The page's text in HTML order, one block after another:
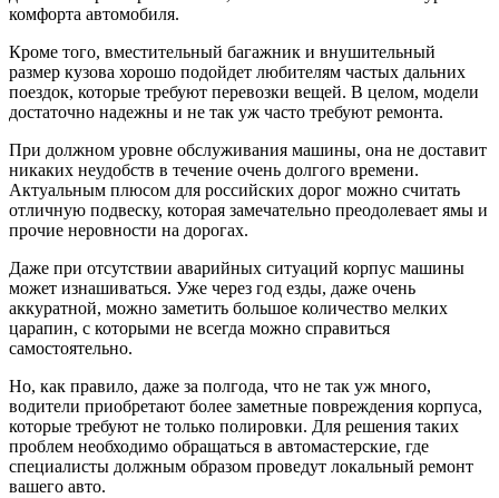
комфорта автомобиля.
Кроме того, вместительный багажник и внушительный
размер кузова хорошо подойдет любителям частых дальних
поездок, которые требуют перевозки вещей. В целом, модели
достаточно надежны и не так уж часто требуют ремонта.
При должном уровне обслуживания машины, она не доставит
никаких неудобств в течение очень долгого времени.
Актуальным плюсом для российских дорог можно считать
отличную подвеску, которая замечательно преодолевает ямы и
прочие неровности на дорогах.
Даже при отсутствии аварийных ситуаций корпус машины
может изнашиваться. Уже через год езды, даже очень
аккуратной, можно заметить большое количество мелких
царапин, с которыми не всегда можно справиться
самостоятельно.
Но, как правило, даже за полгода, что не так уж много,
водители приобретают более заметные повреждения корпуса,
которые требуют не только полировки. Для решения таких
проблем необходимо обращаться в автомастерские, где
специалисты должным образом проведут локальный ремонт
вашего авто.